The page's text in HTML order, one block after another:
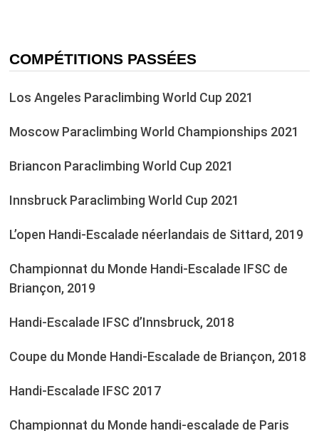
COMPÉTITIONS PASSÉES
Los Angeles Paraclimbing World Cup 2021
Moscow Paraclimbing World Championships 2021
Briancon Paraclimbing World Cup 2021
Innsbruck Paraclimbing World Cup 2021
L’open Handi-Escalade néerlandais de Sittard, 2019
Championnat du Monde Handi-Escalade IFSC de
Briançon, 2019
Handi-Escalade IFSC d’Innsbruck, 2018
Coupe du Monde Handi-Escalade de Briançon, 2018
Handi-Escalade IFSC 2017
Championnat du Monde handi-escalade de Paris